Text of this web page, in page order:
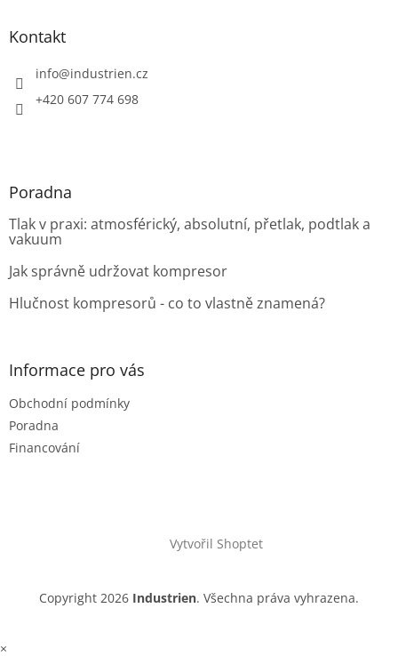
Kontakt
info@industrien.cz
+420 607 774 698
Poradna
Tlak v praxi: atmosférický, absolutní, přetlak, podtlak a
vakuum
Jak správně udržovat kompresor
Hlučnost kompresorů - co to vlastně znamená?
Informace pro vás
Obchodní podmínky
Poradna
Financování
Vytvořil Shoptet
Copyright 2026 Industrien. Všechna práva vyhrazena.
×